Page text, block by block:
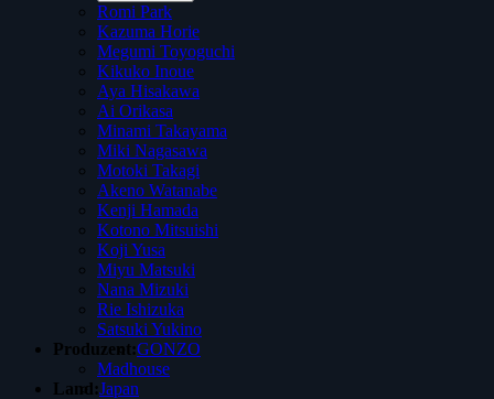
Romi Park
Kazuma Horie
Megumi Toyoguchi
Kikuko Inoue
Aya Hisakawa
Ai Orikasa
Minami Takayama
Miki Nagasawa
Motoki Takagi
Akeno Watanabe
Kenji Hamada
Kotono Mitsuishi
Koji Yusa
Miyu Matsuki
Nana Mizuki
Rie Ishizuka
Satsuki Yukino
Produzent:GONZO
Madhouse
Land:Japan